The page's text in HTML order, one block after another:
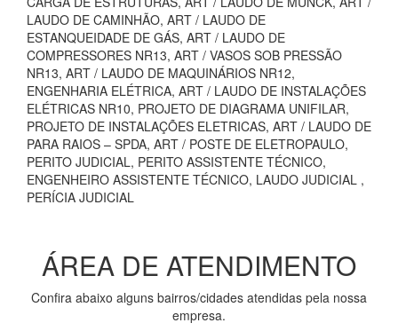
LAUDO DE CAMINHÃO, ART / LAUDO DE
ESTANQUEIDADE DE GÁS, ART / LAUDO DE
COMPRESSORES NR13, ART / VASOS SOB PRESSÃO
NR13, ART / LAUDO DE MAQUINÁRIOS NR12,
ENGENHARIA ELÉTRICA, ART / LAUDO DE INSTALAÇÕES
ELÉTRICAS NR10, PROJETO DE DIAGRAMA UNIFILAR,
PROJETO DE INSTALAÇÕES ELETRICAS, ART / LAUDO DE
PARA RAIOS – SPDA, ART / POSTE DE ELETROPAULO,
PERITO JUDICIAL, PERITO ASSISTENTE TÉCNICO,
ENGENHEIRO ASSISTENTE TÉCNICO, LAUDO JUDICIAL ,
PERÍCIA JUDICIAL
ÁREA DE ATENDIMENTO
Confira abaixo alguns bairros/cidades atendidas pela nossa
empresa.